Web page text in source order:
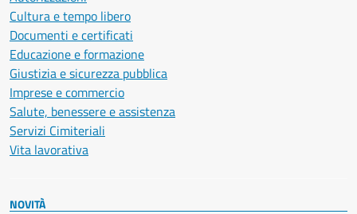
Cultura e tempo libero
Documenti e certificati
Educazione e formazione
Giustizia e sicurezza pubblica
Imprese e commercio
Salute, benessere e assistenza
Servizi Cimiteriali
Vita lavorativa
NOVITÀ